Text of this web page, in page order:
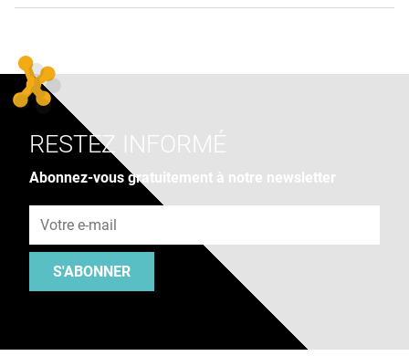
RESTEZ INFORMÉ
Abonnez-vous gratuitement à notre newsletter
S'ABONNER